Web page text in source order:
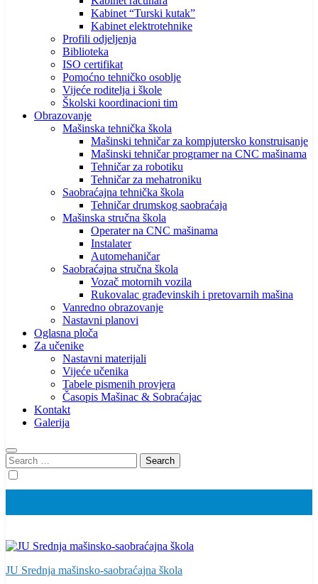
Kabinet “Turski kutak”
Kabinet elektrotehnike
Profili odjeljenja
Biblioteka
ISO certifikat
Pomoćno tehničko osoblje
Vijeće roditelja i škole
Školski koordinacioni tim
Obrazovanje
Mašinska tehnička škola
Mašinski tehničar za kompjutersko konstruisanje
Mašinski tehničar programer na CNC mašinama
Tehničar za robotiku
Tehničar za mehatroniku
Saobraćajna tehnička škola
Tehničar drumskog saobraćaja
Mašinska stručna škola
Operater na CNC mašinama
Instalater
Automehaničar
Saobraćajna stručna škola
Vozač motornih vozila
Rukovalac građevinskih i pretovarnih mašina
Vanredno obrazovanje
Nastavni planovi
Oglasna ploča
Za učenike
Nastavni materijali
Vijeće učenika
Tabele pismenih provjera
Časopis Mašinac & Sobraćajac
Kontakt
Galerija
Search
for:
JU Srednja mašinsko-saobraćajna škola